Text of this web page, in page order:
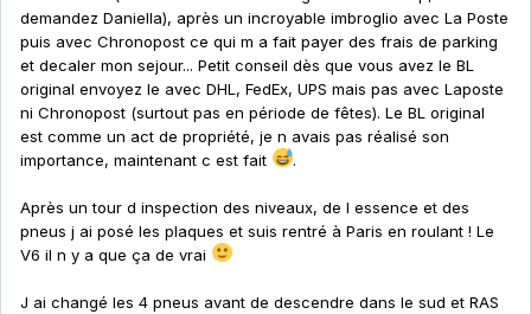
demandez Daniella), après un incroyable imbroglio avec La Poste
puis avec Chronopost ce qui m a fait payer des frais de parking
et decaler mon sejour... Petit conseil dès que vous avez le BL
original envoyez le avec DHL, FedEx, UPS mais pas avec Laposte
ni Chronopost (surtout pas en période de fêtes). Le BL original
est comme un act de propriété, je n avais pas réalisé son
importance, maintenant c est fait
.
Après un tour d inspection des niveaux, de l essence et des
pneus j ai posé les plaques et suis rentré à Paris en roulant ! Le
V6 il n y a que ça de vrai
J ai changé les 4 pneus avant de descendre dans le sud et RAS